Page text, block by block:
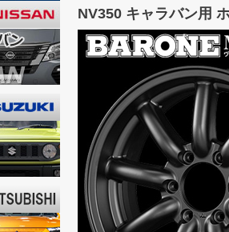
NV350 キャラバン用